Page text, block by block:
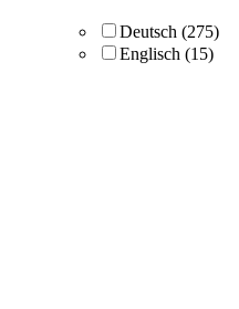
Deutsch (275)
Englisch (15)